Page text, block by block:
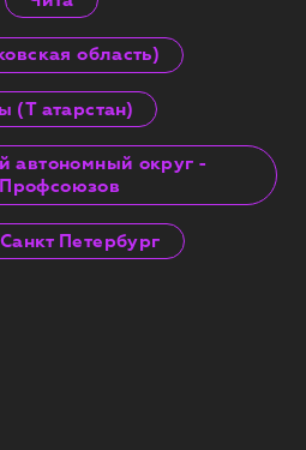
область)
(Т атарстан)
автономный округ -
Санкт Петербург